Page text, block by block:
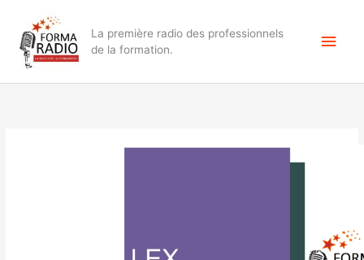
contenu
La première radio des professionnels
de la formation.